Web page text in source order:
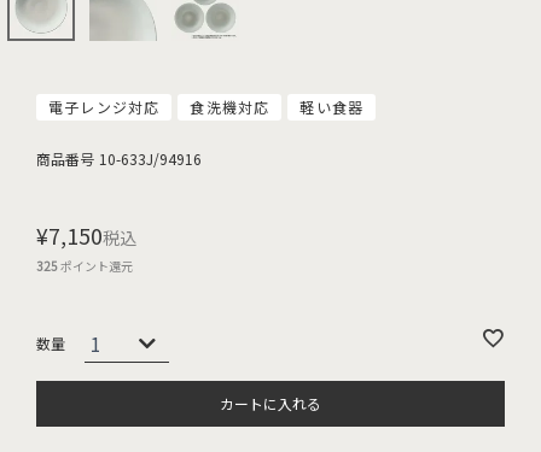
電子レンジ対応 食洗機対応 軽い食器
商品番号 10-633J/94916
¥7,150税込
325ポイント還元
カートに入れる